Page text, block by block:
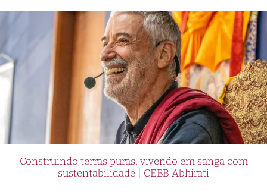
Construindo terras puras, vivendo em sanga com
sustentabilidade | CEBB Abhirati